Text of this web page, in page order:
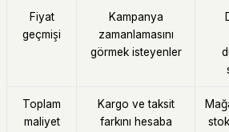
Fiyat
geçmişi
Kampanya
zamanlamasını
görmek isteyenler
Toplam
maliyet
Kargo ve taksit
farkını hesaba